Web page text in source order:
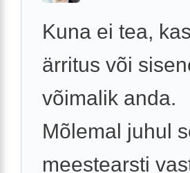
Kuna ei tea,
ärritus või
võimalik anda.
Mõlemal juhul
meestearsti